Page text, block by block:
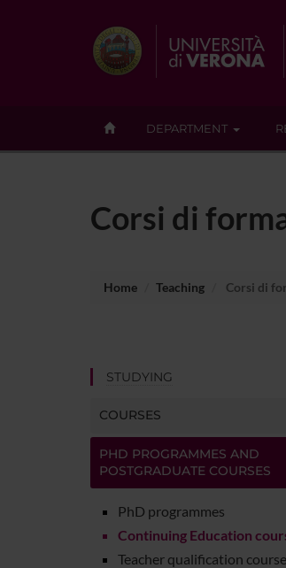
DEPARTMENT
Corsi di
Home Teaching Corsi di
STUDYING
COURSES
PHD PROGRAMMES AND
POSTGRADUATE COURSES
PhD programmes
Continuing Education
Teacher qualification